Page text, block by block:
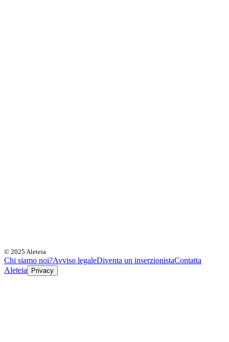
© 2025 Aleteia
Chi siamo noi?Avviso legaleDiventa un inserzionistaContatta
Aleteia
Privacy